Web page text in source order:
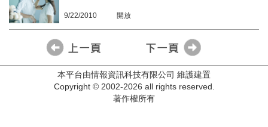
9/22/2010 開放
本平台由情報資訊科技有限公司 維護建置
Copyright © 2002-2026 all rights reserved.
著作權所有